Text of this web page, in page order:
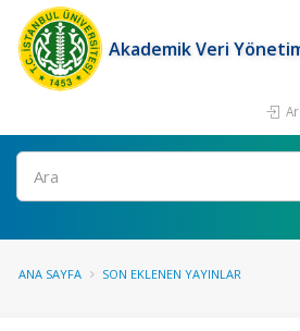
Akademik Veri
Ara
ANA SAYFA SON EKLENEN YAYINLAR